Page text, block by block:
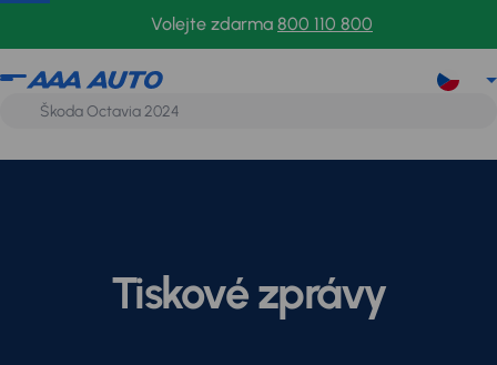
Volejte zdarma 800 110 800
Tiskové zprávy